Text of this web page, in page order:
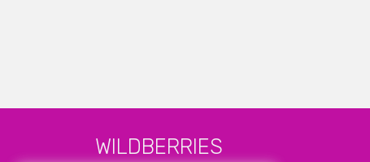
WILDBERRIES